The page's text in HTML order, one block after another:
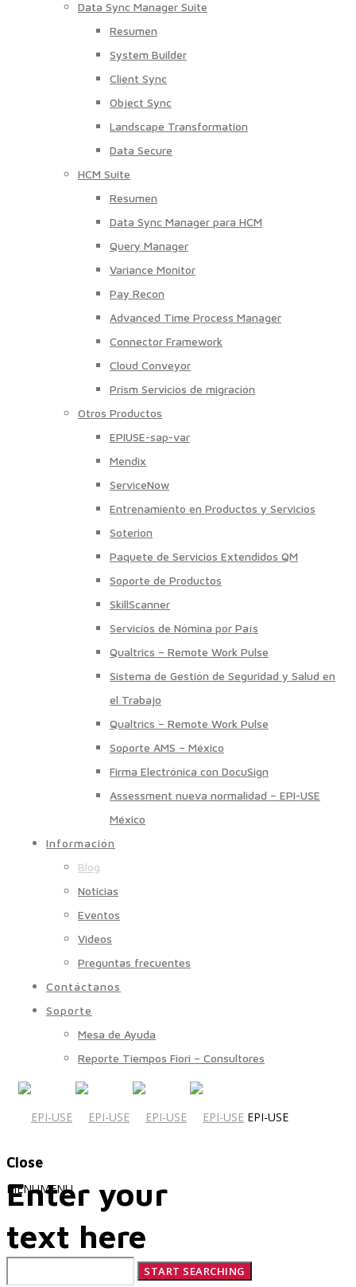
Data Sync Manager Suite
Resumen
System Builder
Client Sync
Object Sync
Landscape Transformation
Data Secure
HCM Suite
Resumen
Data Sync Manager para HCM
Query Manager
Variance Monitor
Pay Recon
Advanced Time Process Manager
Connector Framework
Cloud Conveyor
Prism Servicios de migración
Otros Productos
EPIUSE-sap-var
Mendix
ServiceNow
Entrenamiento en Productos y Servicios
Soterion
Paquete de Servicios Extendidos QM
Soporte de Productos
SkillScanner
Servicios de Nómina por País
Qualtrics – Remote Work Pulse
Sistema de Gestión de Seguridad y Salud en
el Trabajo
Qualtrics – Remote Work Pulse
Soporte AMS – México
Firma Electrónica con DocuSign
Assessment nueva normalidad – EPI-USE
México
Información
Blog
Noticias
Eventos
Videos
Preguntas frecuentes
Contáctanos
Soporte
Mesa de Ayuda
Reporte Tiempos Fiori – Consultores
EPI-USE
MENUMENU
Close
Enter your
text here